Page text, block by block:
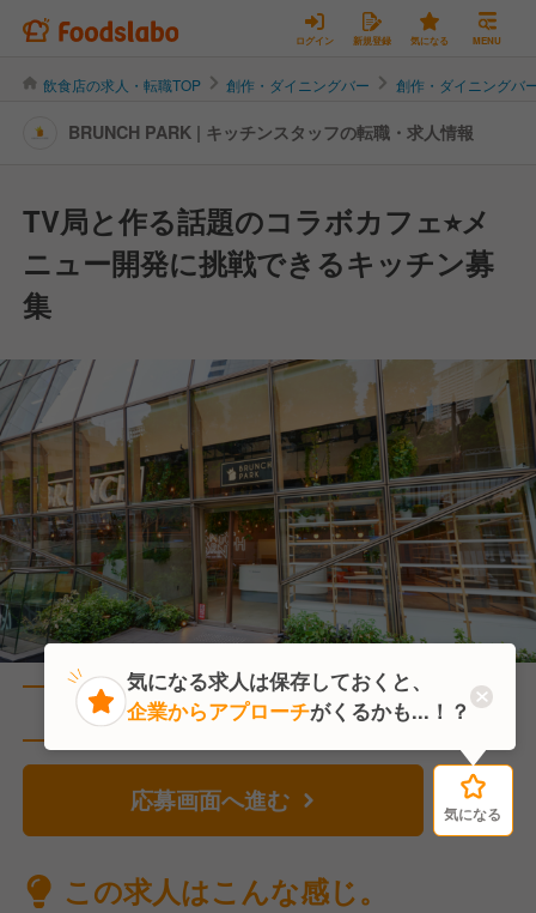
ログイン 新規登録 気になる MENU
飲食店の求人・転職TOP 創作・ダイニングバー 創作・ダイニングバ
BRUNCH PARK | キッチンスタッフの転職・求人情報
TV局と作る話題のコラボカフェ⭐︎メ
ニュー開発に挑戦できるキッチン募
集
直近1人がこの求人を検討中
応募画面へ進む 気になる
この求人はこんな感じ。
気になる
気になる求人は保存しておくと、
企業からアプローチがくるかも...！？